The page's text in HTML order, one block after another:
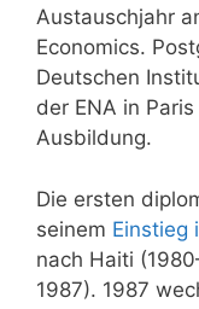
Austauschjahr
Economics.
Deutschen
der ENA in
Ausbildung.
Die ersten
seinem Einstieg
nach Haiti
1987). 1987